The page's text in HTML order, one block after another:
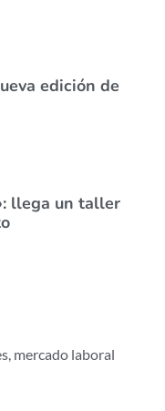
edición de
llega un taller
, mercado laboral